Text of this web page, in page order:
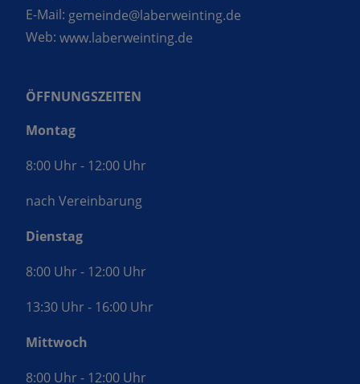
E-Mail: gemeinde@laberweinting.de
Web: www.laberweinting.de
ÖFFNUNGSZEITEN
Montag
8:00 Uhr - 12:00 Uhr
nach Vereinbarung
Dienstag
8:00 Uhr - 12:00 Uhr
13:30 Uhr - 16:00 Uhr
Mittwoch
8:00 Uhr - 12:00 Uhr